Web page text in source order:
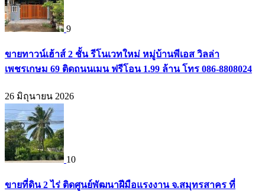
9
ขายทาวน์เฮ้าส์ 2 ชั้น รีโนเวทใหม่ หมู่บ้านพีเอส วิลล่า
เพชรเกษม 69 ติดถนนเมน ฟรีโอน 1.99 ล้าน โทร 086-8808024
26 มิถุนายน 2026
10
ขายที่ดิน 2 ไร่ ติดศูนย์พัฒนาฝีมือแรงงาน จ.สมุทรสาคร ที่